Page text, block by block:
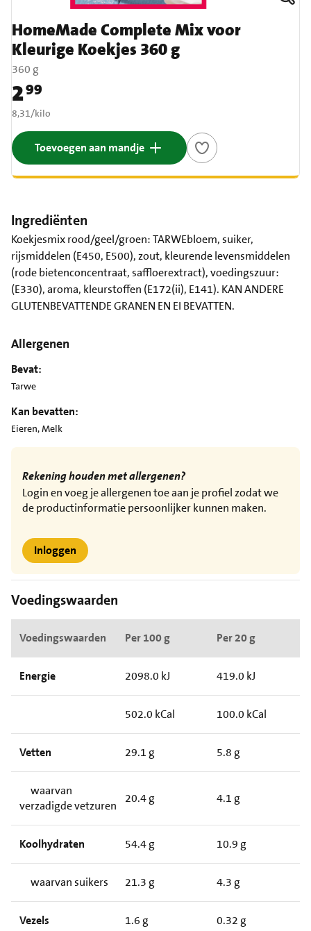
HomeMade Complete Mix voor
Kleurige Koekjes 360 g
360 g
Prijs: € 2,99
299
€ 8,31 per kilo
8,31/kilo
Toevoegen aan mandje
Ingrediënten
Koekjesmix rood/geel/groen: TARWEbloem, suiker,
rijsmiddelen (E450, E500), zout, kleurende levensmiddelen
(rode bietenconcentraat, saffloerextract), voedingszuur:
(E330), aroma, kleurstoffen (E172(ii), E141). KAN ANDERE
GLUTENBEVATTENDE GRANEN EN EI BEVATTEN.
Allergenen
Bevat:
Tarwe
Kan bevatten:
Eieren, Melk
Rekening houden met allergenen?
Login en voeg je allergenen toe aan je profiel zodat we
de productinformatie persoonlijker kunnen maken.
Inloggen
Voedingswaarden
Voedingswaarden Per 100 g Per 20 g
Energie 2098.0 kJ 419.0 kJ
502.0 kCal 100.0 kCal
Vetten 29.1 g 5.8 g
waarvan
verzadigde vetzuren
20.4 g 4.1 g
Koolhydraten 54.4 g 10.9 g
waarvan suikers 21.3 g 4.3 g
Vezels 1.6 g 0.32 g